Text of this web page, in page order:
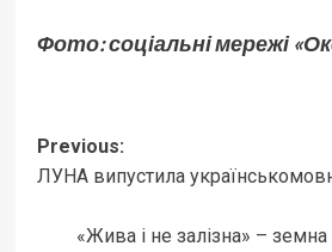
Фото: соціальні мережі
Post
navigation
Previous:
ЛУНА випустила
«Жива і не залізна» – земна